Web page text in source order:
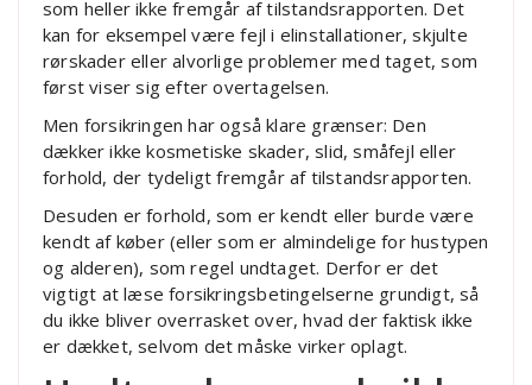
som heller ikke fremgår af tilstandsrapporten. Det
kan for eksempel være fejl i elinstallationer, skjulte
rørskader eller alvorlige problemer med taget, som
først viser sig efter overtagelsen.
Men forsikringen har også klare grænser: Den
dækker ikke kosmetiske skader, slid, småfejl eller
forhold, der tydeligt fremgår af tilstandsrapporten.
Desuden er forhold, som er kendt eller burde være
kendt af køber (eller som er almindelige for hustypen
og alderen), som regel undtaget. Derfor er det
vigtigt at læse forsikringsbetingelserne grundigt, så
du ikke bliver overrasket over, hvad der faktisk ikke
er dækket, selvom det måske virker oplagt.